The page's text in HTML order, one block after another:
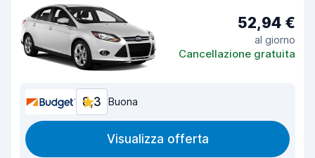
52,94 €
al giorno
Cancellazione gratuita
8,3 Buona
Visualizza offerta